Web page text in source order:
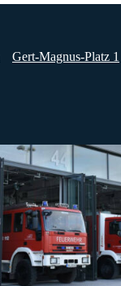
Gert-Magnus-Platz 1